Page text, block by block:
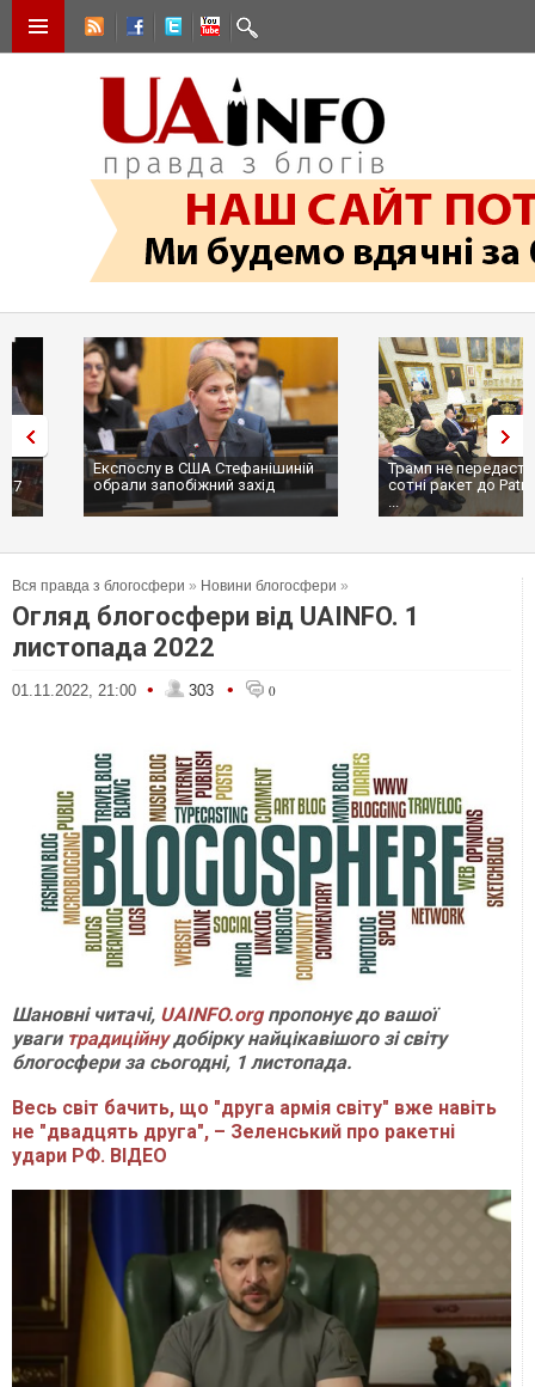
Експослу в США Стефанішиній
обрали запобіжний захід
Трамп не передасть Україні
сотні ракет до Patriot, бо у
Вся правда з блогосфери » Новини блогосфери »
Огляд блогосфери від UAINFO. 1
листопада 2022
01.11.2022, 21:00 • 303 • 0
Шановні читачі, UAINFO.orgпропонує до вашої
уваги традиційнудобірку найцікавішого зі світу
блогосфери за сьогодні, 1 листопада.
Весь світ бачить, що "друга армія світу" вже навіть
не "двадцять друга", – Зеленський про ракетні
удари РФ. ВІДЕО